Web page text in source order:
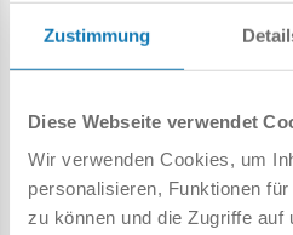
Zustimmung
Diese Webseite verwendet
Wir verwenden Cookies, um
personalisieren, Funktionen
zu können und die Zugriffe auf
Modellbaus zufriedenstellen.
deutschen Kriegsmarine und
Klasse an. Er wurde nach dem
Prinz Eugen von Savoyen
PRINZ EUGEN fiel den